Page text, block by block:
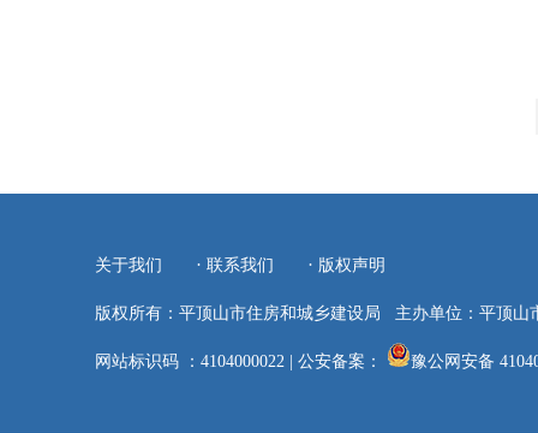
关于我们 · 联系我们 · 版权声明
版权所有：平顶山市住房和城乡建设局 主办单位：平顶山
网站标识码 ：4104000022| 公安备案： 豫公网安备